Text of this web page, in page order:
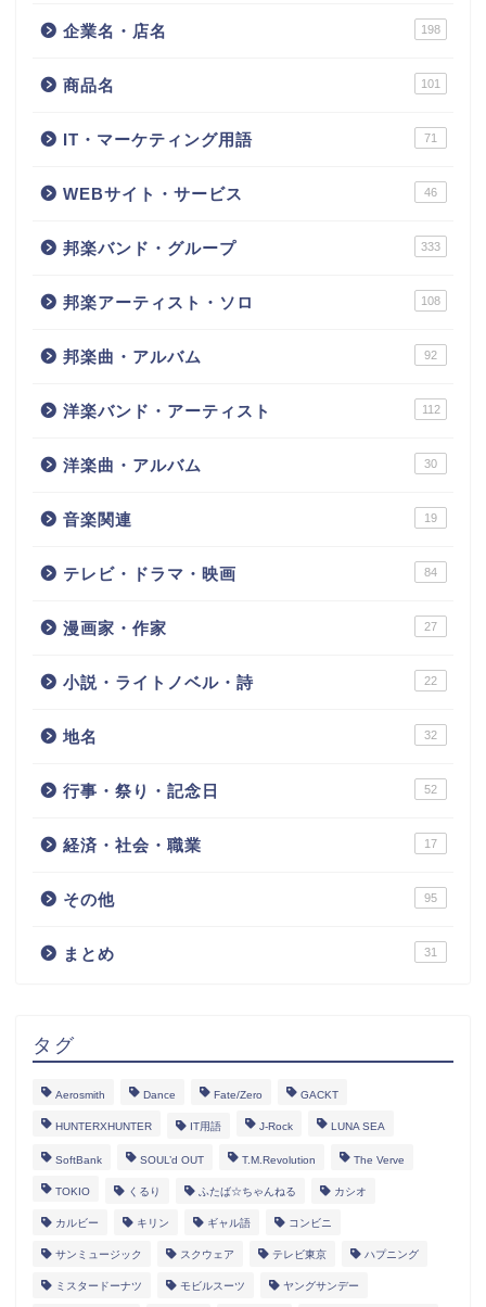
企業名・店名 198
商品名 101
IT・マーケティング用語 71
WEBサイト・サービス 46
邦楽バンド・グループ 333
邦楽アーティスト・ソロ 108
邦楽曲・アルバム 92
洋楽バンド・アーティスト 112
洋楽曲・アルバム 30
音楽関連 19
テレビ・ドラマ・映画 84
漫画家・作家 27
小説・ライトノベル・詩 22
地名 32
行事・祭り・記念日 52
経済・社会・職業 17
その他 95
まとめ 31
タグ
Aerosmith Dance Fate/Zero GACKT
HUNTERXHUNTER IT用語 J-Rock LUNA SEA
SoftBank SOUL’d OUT T.M.Revolution The Verve
TOKIO くるり ふたば☆ちゃんねる カシオ
カルビー キリン ギャル語 コンビニ
サンミュージック スクウェア テレビ東京 ハプニング
ミスタードーナツ モビルスーツ ヤングサンデー